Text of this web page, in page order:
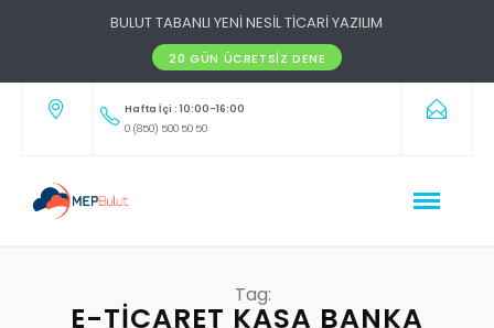
BULUT TABANLI YENİ NESİL TİCARİ YAZILIM
20 GÜN ÜCRETSIZ DENE
Hafta İçi : 10:00-16:00
0 (850) 500 50 50
Tag:
E-TICARET KASA BANKA